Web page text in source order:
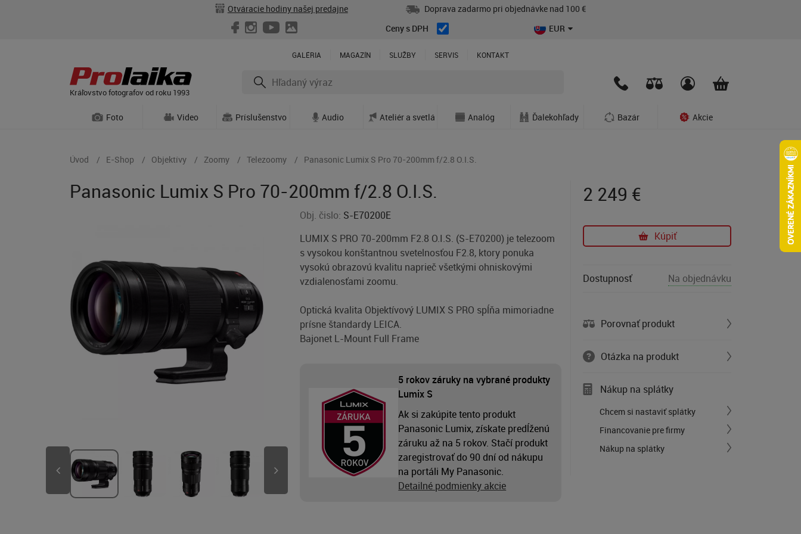
Otváracie hodiny našej predajne
Doprava zadarmo pri objednávke nad 100 €
Ceny s DPH
EUR
GALÉRIA MAGAZÍN SLUŽBY SERVIS KONTAKT
Kráľovstvo fotografov od roku 1993
Foto Video Príslušenstvo Audio Ateliér a svetlá Analóg Ďalekohľady Bazár Akcie
Úvod E-Shop Objektívy Zoomy Telezoomy Panasonic Lumix S Pro 70-200mm f/2.8 O.I.S.
Panasonic Lumix S Pro 70-200mm f/2.8 O.I.S.
Obj. čislo: S-E70200E
LUMIX S PRO 70-200mm F2.8 O.I.S. (S-E70200) je telezoom
s vysokou konštantnou svetelnosťou F2.8, ktory ponuka
vysokú obrazovú kvalitu naprieč všetkými ohniskovými
vzdialenosťami zoomu.
Optická kvalita Objektívový LUMIX S PRO spĺňa mimoriadne
prísne štandardy LEICA.
Bajonet L-Mount Full Frame
5 rokov záruky na vybrané produkty
Lumix S
Ak si zakúpite tento produkt
Panasonic Lumix, získate predĺženú
záruku až na 5 rokov. Stačí produkt
zaregistrovať do 90 dní od nákupu
na portáli My Panasonic.
Detailné podmienky akcie
2 249 €
Kúpiť
Dostupnosť Na objednávku
Porovnať produkt
Otázka na produkt
Nákup na splátky
Chcem si nastaviť splátky
Financovanie pre firmy
Nákup na splátky